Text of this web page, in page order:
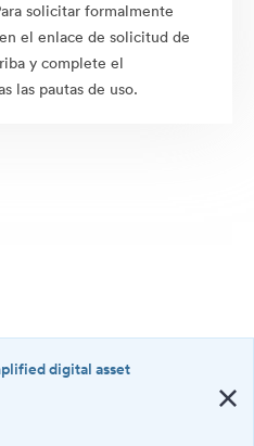
solicitar formalmente
el enlace de solicitud de
y complete el
las pautas de uso.
digital asset